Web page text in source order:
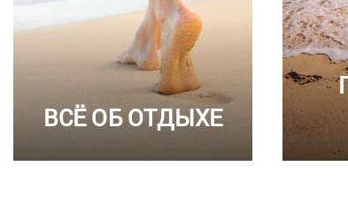
ВСЁ ОБ ОТДЫХЕ